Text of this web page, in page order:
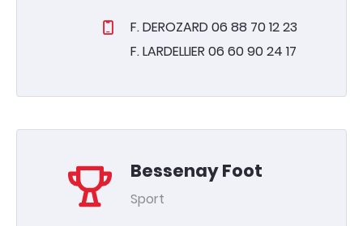
F. DEROZARD 06 88 70 12 23
F. LARDELLIER 06 60 90 24 17
Bessenay Foot
Sport